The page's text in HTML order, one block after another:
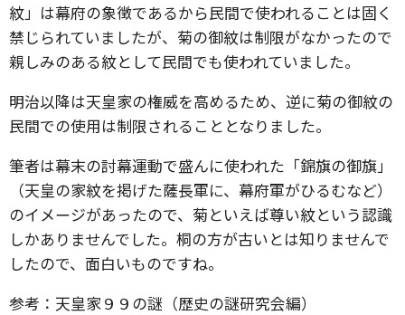
紋」は幕府の象徴であるから民間で使われることは固く
禁じられていましたが、菊の御紋は制限がなかったので
親しみのある紋として民間でも使われていました。
明治以降は天皇家の権威を高めるため、逆に菊の御紋の
民間での使用は制限されることとなりました。
筆者は幕末の討幕運動で盛んに使われた「錦旗の御旗」
（天皇の家紋を掲げた薩長軍に、幕府軍がひるむなど）
のイメージがあったので、菊といえば尊い紋という認識
しかありませんでした。桐の方が古いとは知りませんで
したので、面白いものですね。
参考：天皇家９９の謎（歴史の謎研究会編）